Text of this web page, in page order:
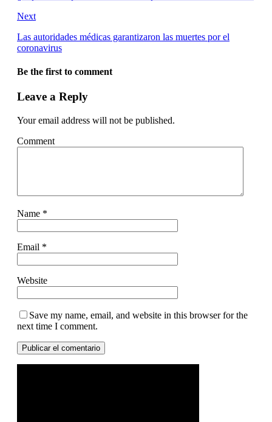
Next
Las autoridades médicas garantizaron las muertes por el
coronavirus
Be the first to comment
Leave a Reply
Your email address will not be published.
Comment
Name *
Email *
Website
Save my name, email, and website in this browser for the
next time I comment.